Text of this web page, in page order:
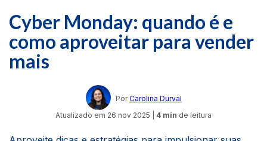
Cyber Monday: quando é e
como aproveitar para vender
mais
Por Carolina Durval
Atualizado em 26 nov 2025 4 min de leitura